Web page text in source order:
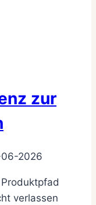
zur
2026
verlassen